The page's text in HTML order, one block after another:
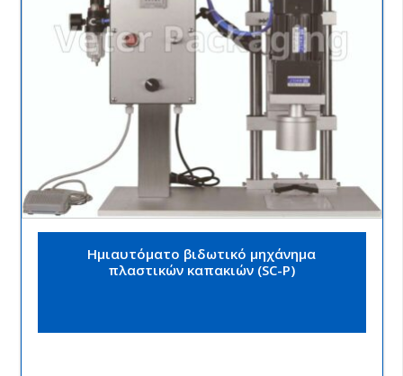
Ημιαυτόματο βιδωτικό μηχάνημα
πλαστικών καπακιών (SC-P)